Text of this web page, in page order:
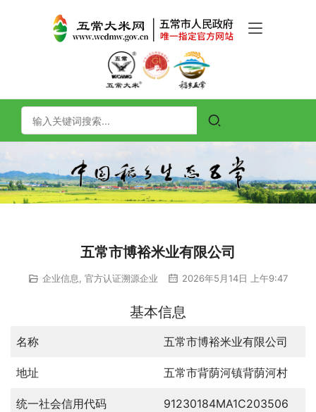
五常市博裕米业有限公司
企业信息 官方认证溯源企业 2026年5月14日 上午9:47
基本信息
名称 五常市博裕米业有限公司
地址 五常市背荫河镇背荫河村
统一社会信用代码 91230184MA1C203506